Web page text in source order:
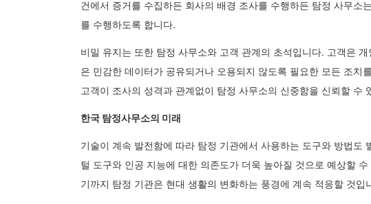
건에서 증거를 수집하든 회사의 배경 조사를 수행하든 탐정 사무소
를 수행하도록 합니다.
비밀 유지는 또한 탐정 사무소와 고객 관계의 초석입니다. 고객은
은 민감한 데이터가 공유되거나 오용되지 않도록 필요한 모든 조치
고객이 조사의 성격과 관계없이 탐정 사무소의 신중함을 신뢰할 수
한국 탐정사무소의 미래
기술이 계속 발전함에 따라 탐정 기관에서 사용하는 도구와 방법도
털 도구와 인공 지능에 대한 의존도가 더욱 높아질 것으로 예상할
기까지 탐정 기관은 현대 생활의 변화하는 풍경에 계속 적응할 것입